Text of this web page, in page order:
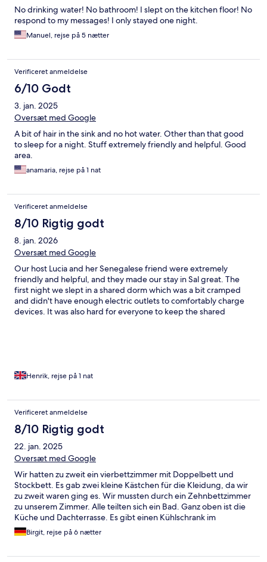
No drinking water! No bathroom! I slept on the kitchen floor! No
respond to my messages! I only stayed one night.
Manuel, rejse på 5 nætter
Verificeret anmeldelse
6/10 Godt
3. jan. 2025
Oversæt med Google
A bit of hair in the sink and no hot water. Other than that good
to sleep for a night. Stuff extremely friendly and helpful. Good
area.
anamaria, rejse på 1 nat
Verificeret anmeldelse
8/10 Rigtig godt
8. jan. 2026
Oversæt med Google
Our host Lucia and her Senegalese friend were extremely
friendly and helpful, and they made our stay in Sal great. The
first night we slept in a shared dorm which was a bit cramped
and didn't have enough electric outlets to comfortably charge
devices. It was also hard for everyone to keep the shared
Muito obrigado to both of you! :)
Henrik, rejse på 1 nat
Verificeret anmeldelse
8/10 Rigtig godt
22. jan. 2025
Oversæt med Google
Wir hatten zu zweit ein vierbettzimmer mit Doppelbett und
Stockbett. Es gab zwei kleine Kästchen für die Kleidung, da wir
zu zweit waren ging es. Wir mussten durch ein Zehnbettzimmer
zu unserem Zimmer. Alle teilten sich ein Bad. Ganz oben ist die
Küche und Dachterrasse. Es gibt einen Kühlschrank im
Zehnbettzimmer und in der Küche. Lage…. Von der Polizei
Richtung Süden die zweite Strasse links und gleich wieder
Birgit, rejse på 6 nætter